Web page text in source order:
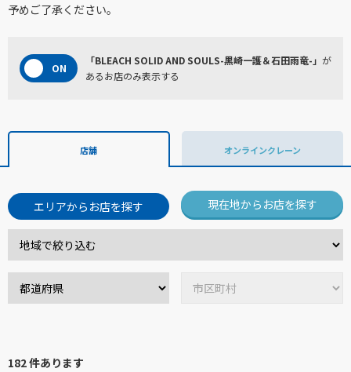
予めご了承ください。
「BLEACH SOLID AND SOULS-黒崎一護＆石田雨竜-」 が
あるお店のみ表示する
店舗 オンラインクレーン
エリアからお店を探す 現在地からお店を探す
182 件あります